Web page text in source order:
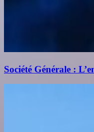
Société Générale :